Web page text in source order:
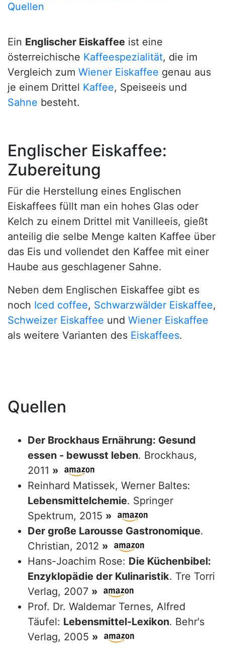
Quellen
Ein Englischer Eiskaffee ist eine
österreichische Kaffeespezialität, die im
Vergleich zum Wiener Eiskaffee genau aus
je einem Drittel Kaffee, Speiseeis und
Sahne besteht.
Englischer Eiskaffee:
Zubereitung
Für die Herstellung eines Englischen
Eiskaffees füllt man ein hohes Glas oder
Kelch zu einem Drittel mit Vanilleeis, gießt
anteilig die selbe Menge kalten Kaffee über
das Eis und vollendet den Kaffee mit einer
Haube aus geschlagener Sahne.
Neben dem Englischen Eiskaffee gibt es
noch Iced coffee, Schwarzwälder Eiskaffee,
Schweizer Eiskaffee und Wiener Eiskaffee
als weitere Varianten des Eiskaffees.
Quellen
Der Brockhaus Ernährung: Gesund
essen - bewusst leben. Brockhaus,
2011 »
Reinhard Matissek, Werner Baltes:
Lebensmittelchemie. Springer
Spektrum, 2015 »
Der große Larousse Gastronomique.
Christian, 2012 »
Hans-Joachim Rose: Die Küchenbibel:
Enzyklopädie der Kulinaristik. Tre Torri
Verlag, 2007 »
Prof. Dr. Waldemar Ternes, Alfred
Täufel: Lebensmittel-Lexikon. Behr's
Verlag, 2005 »